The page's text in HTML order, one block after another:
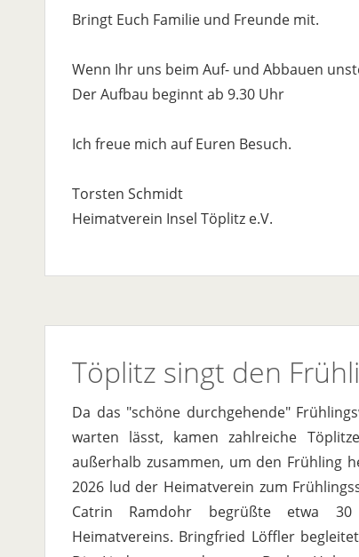
Bringt Euch Familie und Freunde mit.
Wenn Ihr uns beim Auf- und Abbauen
Der Aufbau beginnt ab 9.30 Uhr
Ich freue mich auf Euren Besuch.
Torsten Schmidt
Heimatverein Insel Töplitz e.V.
Töplitz singt den
Da das "schöne durchgehende"
warten lässt, kamen zahlreiche
außerhalb zusammen, um den Frühling
2026 lud der Heimatverein zum
Catrin Ramdohr begrüßte etwa
Heimatvereins. Bringfried Löffler